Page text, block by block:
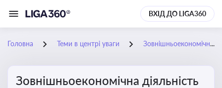
ВХІД ДО LIGA360
Головна Теми в центрі уваги Зовнішньоекономічна діяльність
Зовнішньоекономічна діяльність